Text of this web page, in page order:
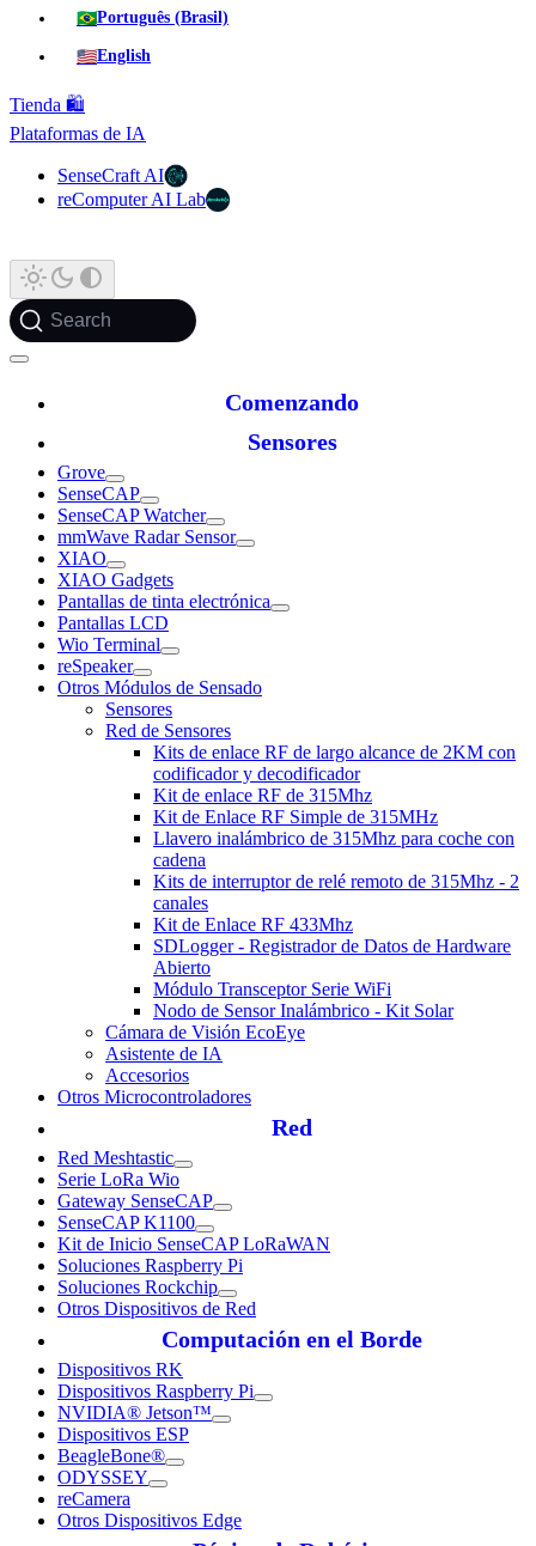
🇧🇷Português (Brasil)
🇺🇸English
Tienda 🛍️
Plataformas de IA
SenseCraft AI
reComputer AI Lab
Search
Comenzando
Sensores
Grove
SenseCAP
SenseCAP Watcher
mmWave Radar Sensor
XIAO
XIAO Gadgets
Pantallas de tinta electrónica
Pantallas LCD
Wio Terminal
reSpeaker
Otros Módulos de Sensado
Sensores
Red de Sensores
Kits de enlace RF de largo alcance de 2KM con
codificador y decodificador
Kit de enlace RF de 315Mhz
Kit de Enlace RF Simple de 315MHz
Llavero inalámbrico de 315Mhz para coche con
cadena
Kits de interruptor de relé remoto de 315Mhz - 2
canales
Kit de Enlace RF 433Mhz
SDLogger - Registrador de Datos de Hardware
Abierto
Módulo Transceptor Serie WiFi
Nodo de Sensor Inalámbrico - Kit Solar
Cámara de Visión EcoEye
Asistente de IA
Accesorios
Otros Microcontroladores
Red
Red Meshtastic
Serie LoRa Wio
Gateway SenseCAP
SenseCAP K1100
Kit de Inicio SenseCAP LoRaWAN
Soluciones Raspberry Pi
Soluciones Rockchip
Otros Dispositivos de Red
Computación en el Borde
Dispositivos RK
Dispositivos Raspberry Pi
NVIDIA® Jetson™
Dispositivos ESP
BeagleBone®
ODYSSEY
reCamera
Otros Dispositivos Edge